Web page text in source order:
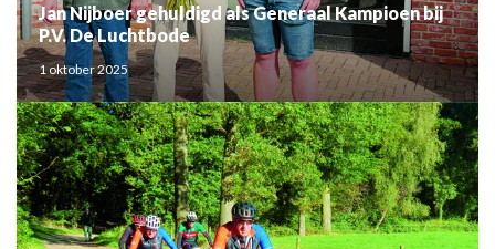
Jan Nijboer gehuldigd als Generaal Kampioen bij
P.V. De Luchtbode
1 oktober 2025